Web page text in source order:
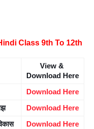
Class 9th To 12th
View &
Download Here
Download Here
Download Here
Download Here